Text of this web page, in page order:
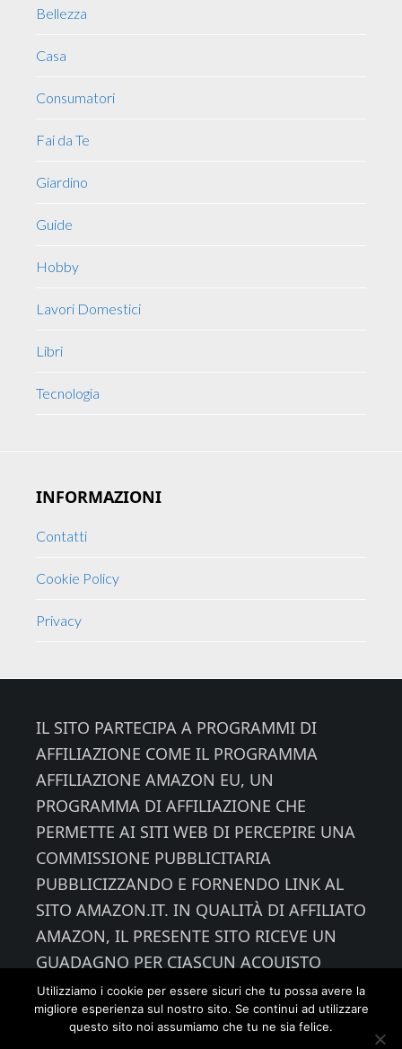
Bellezza
Casa
Consumatori
Fai da Te
Giardino
Guide
Hobby
Lavori Domestici
Libri
Tecnologia
INFORMAZIONI
Contatti
Cookie Policy
Privacy
IL SITO PARTECIPA A PROGRAMMI DI
AFFILIAZIONE COME IL PROGRAMMA
AFFILIAZIONE AMAZON EU, UN
PROGRAMMA DI AFFILIAZIONE CHE
PERMETTE AI SITI WEB DI PERCEPIRE UNA
COMMISSIONE PUBBLICITARIA
PUBBLICIZZANDO E FORNENDO LINK AL
SITO AMAZON.IT. IN QUALITÀ DI AFFILIATO
AMAZON, IL PRESENTE SITO RICEVE UN
GUADAGNO PER CIASCUN ACQUISTO
IDONEO.
Utilizziamo i cookie per essere sicuri che tu possa avere la
migliore esperienza sul nostro sito. Se continui ad utilizzare
questo sito noi assumiamo che tu ne sia felice.